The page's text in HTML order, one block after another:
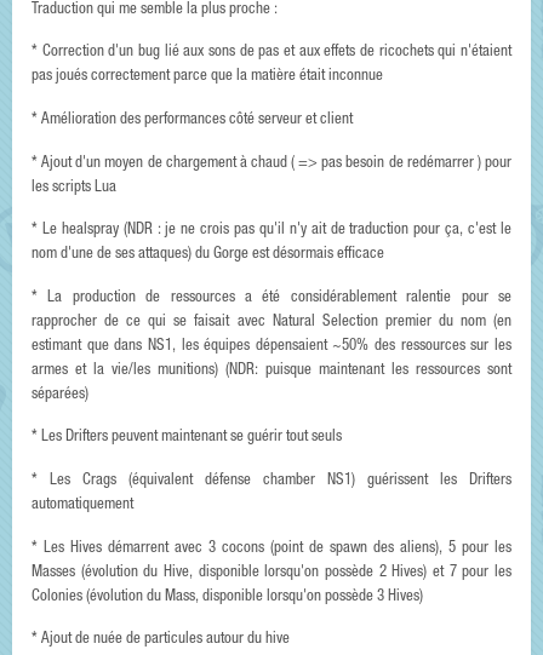
Traduction qui me semble la plus proche :
* Correction d'un bug lié aux sons de pas et aux effets de ricochets qui n'étaient
pas joués correctement parce que la matière était inconnue
* Amélioration des performances côté serveur et client
* Ajout d'un moyen de chargement à chaud ( => pas besoin de redémarrer ) pour
les scripts Lua
* Le healspray (NDR : je ne crois pas qu'il n'y ait de traduction pour ça, c'est le
nom d'une de ses attaques) du Gorge est désormais efficace
* La production de ressources a été considérablement ralentie pour se
rapprocher de ce qui se faisait avec Natural Selection premier du nom (en
estimant que dans NS1, les équipes dépensaient ~50% des ressources sur les
armes et la vie/les munitions) (NDR: puisque maintenant les ressources sont
séparées)
* Les Drifters peuvent maintenant se guérir tout seuls
* Les Crags (équivalent défense chamber NS1) guérissent les Drifters
automatiquement
* Les Hives démarrent avec 3 cocons (point de spawn des aliens), 5 pour les
Masses (évolution du Hive, disponible lorsqu'on possède 2 Hives) et 7 pour les
Colonies (évolution du Mass, disponible lorsqu'on possède 3 Hives)
* Ajout de nuée de particules autour du hive